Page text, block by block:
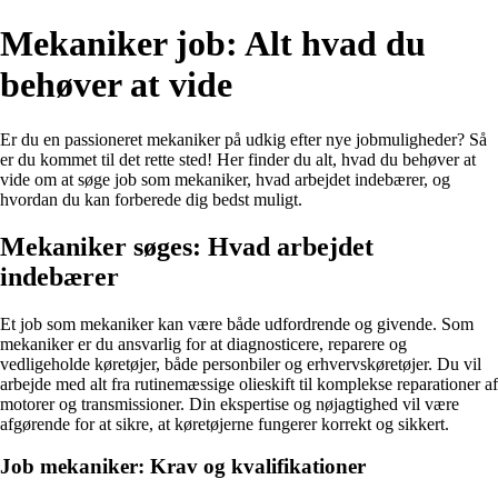
Mekaniker job: Alt hvad du
behøver at vide
Er du en passioneret mekaniker på udkig efter nye jobmuligheder? Så
er du kommet til det rette sted! Her finder du alt, hvad du behøver at
vide om at søge job som mekaniker, hvad arbejdet indebærer, og
hvordan du kan forberede dig bedst muligt.
Mekaniker søges: Hvad arbejdet
indebærer
Et job som mekaniker kan være både udfordrende og givende. Som
mekaniker er du ansvarlig for at diagnosticere, reparere og
vedligeholde køretøjer, både personbiler og erhvervskøretøjer. Du vil
arbejde med alt fra rutinemæssige olieskift til komplekse reparationer af
motorer og transmissioner. Din ekspertise og nøjagtighed vil være
afgørende for at sikre, at køretøjerne fungerer korrekt og sikkert.
Job mekaniker: Krav og kvalifikationer